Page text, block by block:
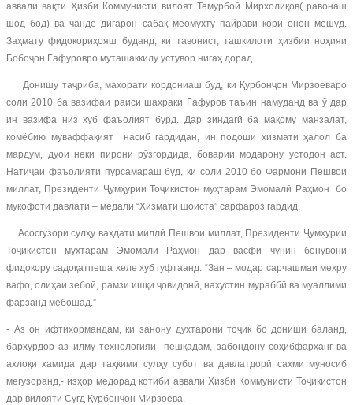
аввали вақти Ҳизби Коммунисти вилоят Темурбой Мирхолиқов( равонаш
шод бод) ва чанде дигарон сабақ меомӯхту пайрави кори онон мешуд.
Заҳмату фидокориҳояш буданд, ки тавонист, ташкилоти ҳизбии ноҳияи
Бобоҷон Ғафуровро муташаккилу устувор нигаҳ дорад.
Донишу таҷриба, маҳорати кордониаш буд, ки Қурбонҷон Мирзоеваро
соли 2010 ба вазифаи раиси шаҳраки Ғафуров таъин намуданд ва ӯ дар
ин вазифа низ хуб фаъолият бурд. Дар зиндагӣ ба мақому манзалат,
комёбию муваффақият насиб гардидан, ин подоши хизмати ҳалол ба
мардум, дуои неки пирони рӯзгордида, боварии модарону устодон аст.
Натиҷаи фаъолияти пурсамараш буд, ки соли 2010 бо Фармони Пешвои
миллат, Президенти Ҷумҳурии Тоҷикистон муҳтарам Эмомалӣ Раҳмон бо
мукофоти давлатӣ – медали “Хизмати шоиста” сарфароз гардид.
Асосгузори сулҳу ваҳдати миллӣ Пешвои миллат, Президенти Ҷумҳурии
Тоҷикистон муҳтарам Эмомалӣ Раҳмон дар васфи чунин бонувони
фидокору садоқатпеша хеле хуб гуфтаанд: “Зан – модар сарчашмаи меҳру
вафо, олиҳаи зебоӣ, рамзи ишқи ҷовидонӣ, нахустин мураббӣ ва муаллими
фарзанд мебошад.”
- Аз он ифтихормандам, ки занону духтарони тоҷик бо дониши баланд,
бархурдор аз илму технологияи пешқадам, забондону соҳибфарҳанг ва
ахлоқи ҳамида дар таҳкими сулҳу субот ва давлатдорӣ саҳми муносиб
мегузоранд,- изҳор медорад котиби аввали Ҳизби Коммунисти Тоҷикистон
дар вилояти Суғд Қурбонҷон Мирзоева.